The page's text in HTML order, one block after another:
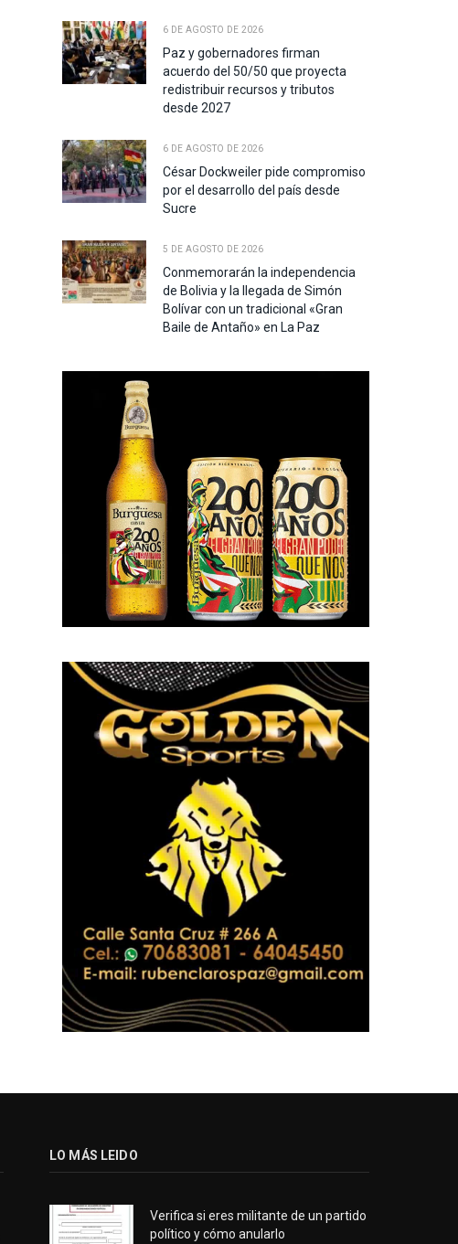
6 DE AGOSTO DE 2026
Paz y gobernadores firman
acuerdo del 50/50 que proyecta
redistribuir recursos y tributos
desde 2027
6 DE AGOSTO DE 2026
César Dockweiler pide compromiso
por el desarrollo del país desde
Sucre
5 DE AGOSTO DE 2026
Conmemorarán la independencia
de Bolivia y la llegada de Simón
Bolívar con un tradicional «Gran
Baile de Antaño» en La Paz
LO MÁS LEIDO
Verifica si eres militante de un partido
político y cómo anularlo